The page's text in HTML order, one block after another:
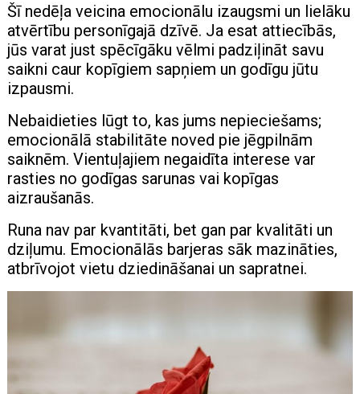
Šī nedēļa veicina emocionālu izaugsmi un lielāku
atvērtību personīgajā dzīvē. Ja esat attiecībās,
jūs varat just spēcīgāku vēlmi padziļināt savu
saikni caur kopīgiem sapņiem un godīgu jūtu
izpausmi.
Nebaidieties lūgt to, kas jums nepieciešams;
emocionālā stabilitāte noved pie jēgpilnām
saiknēm. Vientuļajiem negaidīta interese var
rasties no godīgas sarunas vai kopīgas
aizraušanās.
Runa nav par kvantitāti, bet gan par kvalitāti un
dziļumu. Emocionālās barjeras sāk mazināties,
atbrīvojot vietu dziedināšanai un sapratnei.